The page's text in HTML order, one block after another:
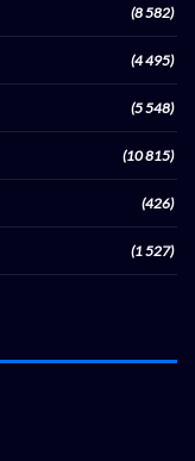
(8 582)
(4 495)
(5 548)
(10 815)
(426)
(1 527)